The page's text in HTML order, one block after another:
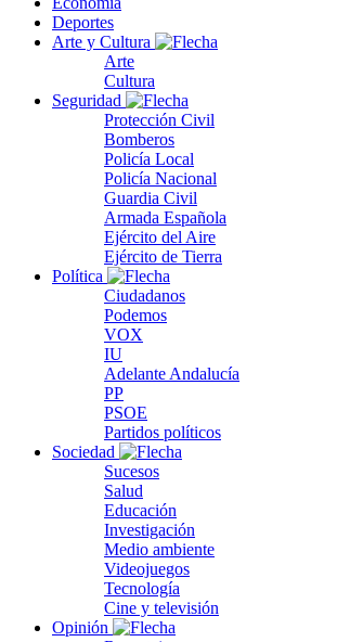
Deportes
Arte y Cultura
Arte
Cultura
Seguridad
Protección Civil
Bomberos
Policía Local
Policía Nacional
Guardia Civil
Armada Española
Ejército del Aire
Ejército de Tierra
Política
Ciudadanos
Podemos
VOX
IU
Adelante Andalucía
PP
PSOE
Partidos políticos
Sociedad
Sucesos
Salud
Educación
Investigación
Medio ambiente
Videojuegos
Tecnología
Cine y televisión
Opinión